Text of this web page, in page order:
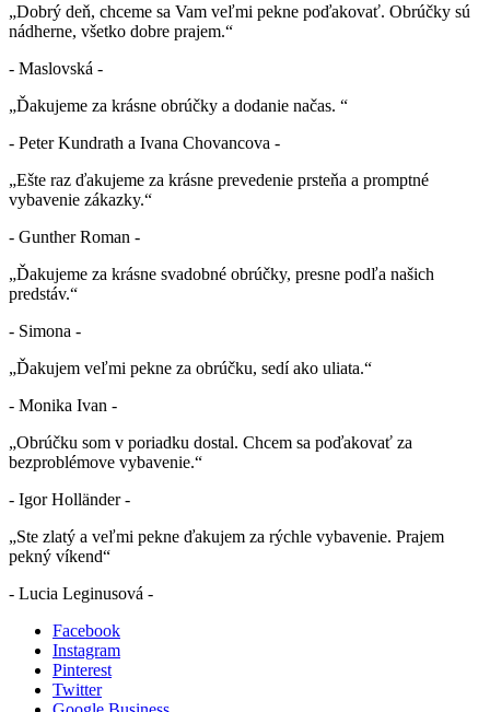
„Dobrý deň, chceme sa Vam veľmi pekne poďakovať. Obrúčky sú
nádherne, všetko dobre prajem.“
- Maslovská -
„Ďakujeme za krásne obrúčky a dodanie načas. “
- Peter Kundrath a Ivana Chovancova -
„Ešte raz ďakujeme za krásne prevedenie prsteňa a promptné
vybavenie zákazky.“
- Gunther Roman -
„Ďakujeme za krásne svadobné obrúčky, presne podľa našich
predstáv.“
- Simona -
„Ďakujem veľmi pekne za obrúčku, sedí ako uliata.“
- Monika Ivan -
„Obrúčku som v poriadku dostal. Chcem sa poďakovať za
bezproblémove vybavenie.“
- Igor Holländer -
„Ste zlatý a veľmi pekne ďakujem za rýchle vybavenie. Prajem
pekný víkend“
- Lucia Leginusová -
Facebook
Instagram
Pinterest
Twitter